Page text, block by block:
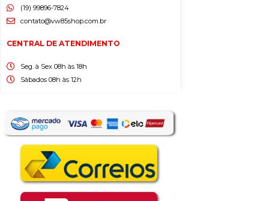
(19) 99896-7824
contato@vw85shop.com.br
CENTRAL DE ATENDIMENTO
Seg. à Sex 08h às 18h
Sábados 08h às 12h